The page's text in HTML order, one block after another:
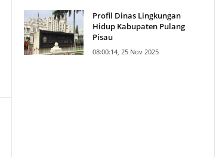
Profil Dinas Lingkungan
Hidup Kabupaten Pulang
Pisau
08:00:14, 25 Nov 2025